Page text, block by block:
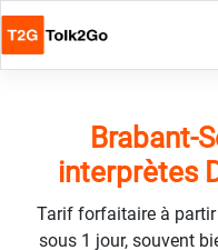
Brabant-
interprètes
Tarif forfaitaire à partir
sous 1 jour, souvent